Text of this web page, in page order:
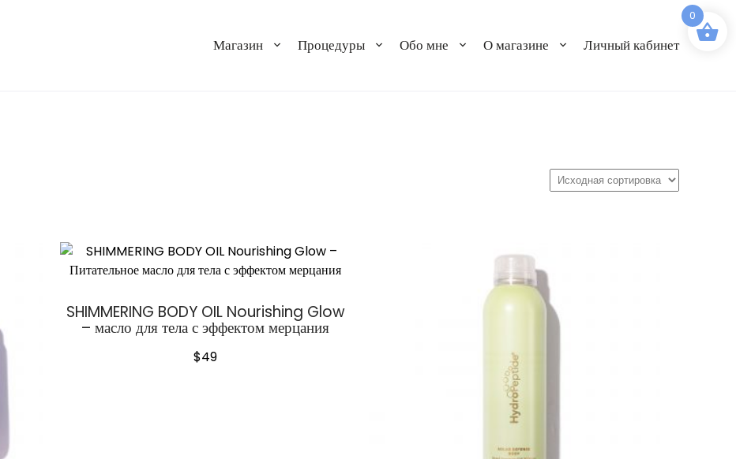
Магазин Процедуры Обо мне О магазине Личный кабинет
SHIMMERING BODY OIL Nourishing Glow
– масло для тела с эффектом мерцания
$49
0